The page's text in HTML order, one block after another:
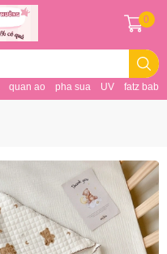
quan ao pha sua UV fatz baby
0